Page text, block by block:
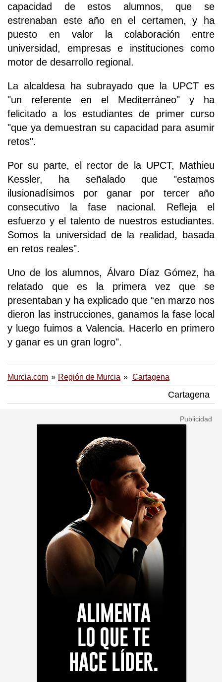
capacidad de estos alumnos, que se
estrenaban este año en el certamen, y ha
puesto en valor la colaboración entre
universidad, empresas e instituciones como
motor de desarrollo regional.
La alcaldesa ha subrayado que la UPCT es
"un referente en el Mediterráneo" y ha
felicitado a los estudiantes de primer curso
"que ya demuestran su capacidad para asumir
retos".
Por su parte, el rector de la UPCT, Mathieu
Kessler, ha señalado que "estamos
ilusionadísimos por ganar por tercer año
consecutivo la fase nacional. Refleja el
esfuerzo y el talento de nuestros estudiantes.
Somos la universidad de la realidad, basada
en retos reales".
Uno de los alumnos, Álvaro Díaz Gómez, ha
relatado que es la primera vez que se
presentaban y ha explicado que “en marzo nos
dieron las instrucciones, ganamos la fase local
y luego fuimos a Valencia. Hacerlo en primero
y ganar es un gran logro".
Murcia.com Región de Murcia Cartagena
Cartagena